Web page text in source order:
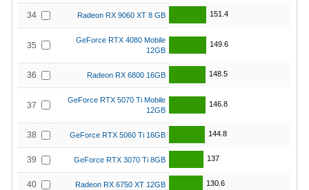
34 Radeon RX 9060 XT 8 GB 151.4
35
GeForce RTX 4080 Mobile
12GB
149.6
36 Radeon RX 6800 16GB 148.5
37
GeForce RTX 5070 Ti Mobile
12GB
146.8
38 GeForce RTX 5060 Ti 16GB 144.8
39 GeForce RTX 3070 Ti 8GB 137
40 Radeon RX 6750 XT 12GB 130.6